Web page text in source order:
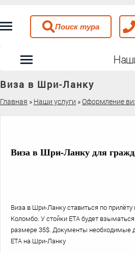
Поиск тура
Виза в Шри-Ланку
Главная » Наши услуги »Оформление
Виза в Шри-Ланку для
Виза в Шри-Ланку ставиться по прилёту
Коломбо. У стойки ETA будет
размере 35$. Документы необходимые
ETA на Шри-Ланку